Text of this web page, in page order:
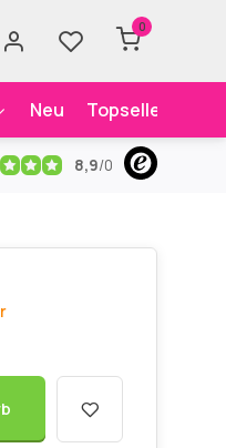
0
Neu Topseller
Versandab 59€
8,9/0